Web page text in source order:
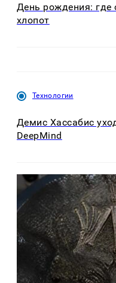
День рождения: где
хлопот
Технологии
Демис Хассабис
DeepMind